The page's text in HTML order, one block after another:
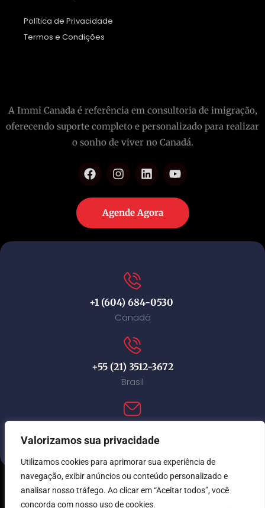
Valorizamos sua privacidade
Utilizamos cookies para aprimorar sua experiência de
navegação, exibir anúncios ou conteúdo personalizado e
analisar nosso tráfego. Ao clicar em “Aceitar todos”, você
concorda com nosso uso de cookies.
Política de Privacidade
Termos e Condições
A Immi Canada é referência em consultoria de imigração,
oferecendo suporte completo e personalizado para realizar
o sonho de viver no Canadá.
Agende Agora
+1 (604) 684-0530
Canadá
+55 (21) 3512-3672
Brasil
© Immi Canada 2026. Todos os direitos reservados.